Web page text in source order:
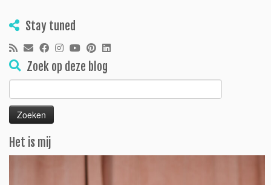
Stay tuned
Zoek op deze blog
Zoeken
naar:
Het is mij